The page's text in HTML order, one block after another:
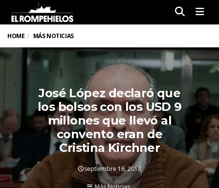
HOME MÁS NOTICIAS
José López declaró que
los bolsos con los USD 9
millones que llevó al
convento eran de
Cristina Kirchner
septiembre 16, 2018